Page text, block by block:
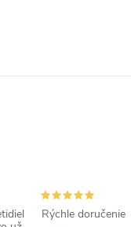
Rýchle doručenie